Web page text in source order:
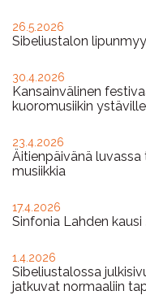
26.5.2026
Sibeliustalon
30.4.2026
Kansainvälinen
kuoromusiikin ystäville
23.4.2026
Äitienpäivänä
musiikkia
17.4.2026
Sinfonia Lahden
1.4.2026
Sibeliustalossa
jatkuvat normaaliin